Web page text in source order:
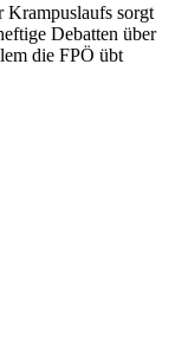
Krampuslaufs sorgt
Debatten über
die FPÖ übt